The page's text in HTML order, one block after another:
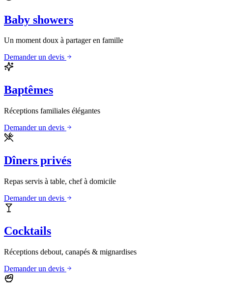
Baby showers
Un moment doux à partager en famille
Demander un devis
Baptêmes
Réceptions familiales élégantes
Demander un devis
Dîners privés
Repas servis à table, chef à domicile
Demander un devis
Cocktails
Réceptions debout, canapés & mignardises
Demander un devis